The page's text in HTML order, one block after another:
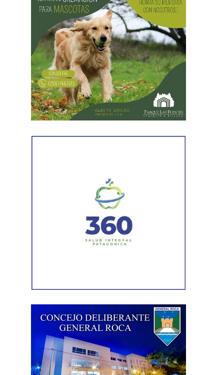
Desde Vialidad Nacional informaron que,durante las
próximas semanas, el operativo de bacheo será
reforzado con dos nuevas cuadrillas de trabajo y dos
camiones bacheadores, lo que permitirá incrementar
el ritmo de ejecución y optimizar las tareas de
mantenimiento en distintos puntos del Alto Valle.
Por otra parte, el organismo avanza con el relevamiento
sectores más deteriorados y mejorar las condiciones de